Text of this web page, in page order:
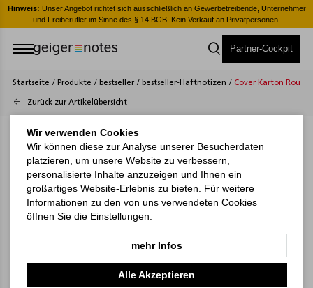
Hinweis: Unser Angebot richtet sich ausschließlich an Gewerbetreibende, Unternehmer
und Freiberufler im Sinne des § 14 BGB. Kein Verkauf an Privatpersonen.
Partner-Cockpit
Startseite / Produkte / bestseller / bestseller-Haftnotizen / Cover Karton Round
Zurück zur Artikelübersicht
Wir verwenden Cookies
Wir können diese zur Analyse unserer Besucherdaten
platzieren, um unsere Website zu verbessern,
personalisierte Inhalte anzuzeigen und Ihnen ein
großartiges Website-Erlebnis zu bieten. Für weitere
Informationen zu den von uns verwendeten Cookies
öffnen Sie die Einstellungen.
mehr Infos
Alle Akzeptieren